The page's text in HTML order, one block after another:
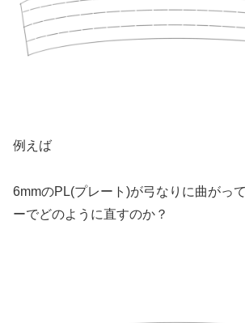
例えば
6mmのPL(プレート)が弓なりに曲がっ
ーでどのように直すのか？